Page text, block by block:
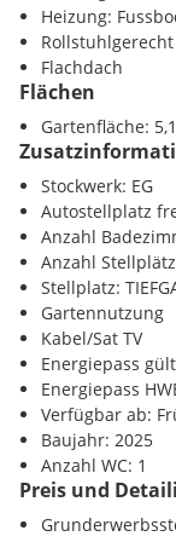
Anschluss
separates WC
Abstellraum
NETTO
Kosten für 2
31.500,- zzgl. 20%
Weitere
dreischaliger
Kinderspielplatz |
uvm.
Ausführungsform:
HOCHWERTIGE
U-Bahn <4000m
Bahnhof <2500m
Autobahnanschluss
Bank <500m
Post <500m
Polizei <500m
Heizung:
Rollstuhlgerecht
Flachdach
Flächen
Gartenfläche:
Stockwerk: EG
Autostellplatz
Anzahl
Anzahl
Stellplatz:
Gartennutzung
Kabel/Sat TV
Energiepass
Energiepass
Verfügbar ab:
Baujahr: 2025
Anzahl WC: 1
Preis und